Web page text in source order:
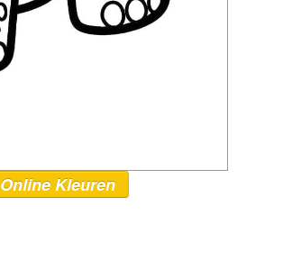
Online Kleuren